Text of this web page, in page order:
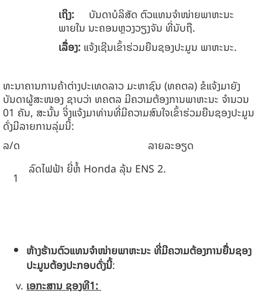
ເຖິງ: ບັນດາບໍລິສັດ ຕົວແທນຈໍາໜ່າຍພາຫະນະ
ພາຍໃນ ນະຄອນຫຼວງວຽງຈັນ ທີ່ນັບຖື.
ເລື່ອງ: ​​​ແຈ້ງເຊີນເຂົ້າຮ່ວມຍືນຊອງປະມູນ ພາຫະນະ.
ທະນາຄານການຄ້າຕ່າງປະເທດລາວ ມະຫາຊົນ (ທຄຕລ) ຂໍ​​​ແຈ້ງມາຍັງ
ບັນດາຜູ້ສະໜອງ ຊາບວ່າ ທຄຕລ ມີຄວາມຕ້ອງການພາຫະນະ ຈຳນວນ
01 ຄັນ, ສະນັ້ນ ຈິ່ງແຈ້ງມາທ່ານທີ່ມີຄວາມສົນໃຈເຂົ້າຮ່ວມຍືນຊອງປະມູນ
ດັ່ງມີລາຍການລຸ່ມນີ້:
ລ/ດ
ລາຍລະອຽດ
1
ລົດໄຟຟ້າ ຍີ່ຫໍ້ Honda ລຸ້ນ ENS 2.
ຫ້າງຮ້ານຕົວແທນຈຳໜ່າຍພາຫະນະ ທີ່ມີຄວາມຕ້ອງການຍື່ນຊອງ
ປະມູນຕ້ອງປະກອບດັ່ງນີ້:
ເອກະສານ ຊອງທີ1: